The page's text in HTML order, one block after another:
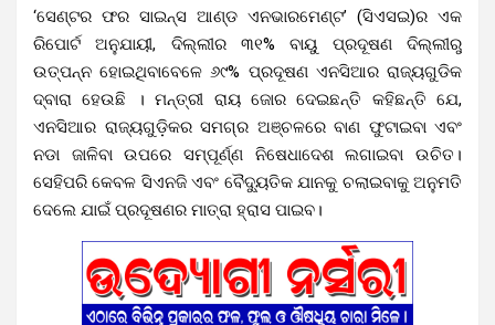
‘ସେଣ୍ଟର ଫର ସାଇନ୍ସ ଆଣ୍ଡ ଏନଭାରମେଣ୍ଟ’ (ସିଏସଇ)ର ଏକ
ରିପୋର୍ଟ ଅନୁଯାୟୀ, ଦିଲ୍ଲୀର ୩୧% ବାୟୁ ପ୍ରଦୂଷଣ ଦିଲ୍ଲୀରୁ
ଉତ୍ପନ୍ନ ହୋଇଥିବାବେଳେ ୬୯% ପ୍ରଦୂଷଣ ଏନସିଆର ରାଜ୍ୟଗୁଡିକ
ଦ୍ବାରା ହେଉଛି । ମନ୍ତ୍ରୀ ରାୟ ଜୋର ଦେଇଛନ୍ତି କହିଛନ୍ତି ଯେ,
ଏନସିଆର ରାଜ୍ୟଗୁଡ଼ିକର ସମଗ୍ର ଅଞ୍ଚଳରେ ବାଣ ଫୁଟାଇବା ଏବଂ
ନଡା ଜାଳିବା ଉପରେ ସମ୍ପୂର୍ଣ୍ଣ ନିଷେଧାଦେଶ ଲଗାଇବା ଉଚିତ।
ସେହିପରି କେବଳ ସିଏନଜି ଏବଂ ବୈଦ୍ୟୁତିକ ଯାନକୁ ଚଲାଇବାକୁ ଅନୁମତି
ଦେଲେ ଯାଇଁ ପ୍ରଦୂଷଣର ମାତ୍ରା ହ୍ରାସ ପାଇବ।